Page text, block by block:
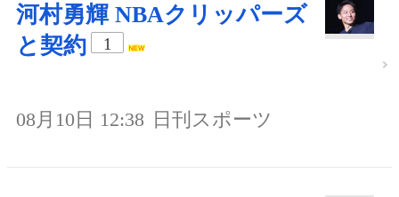
河村勇輝 NBAクリッパーズ
と契約
1
08月10日 12:38 日刊スポーツ